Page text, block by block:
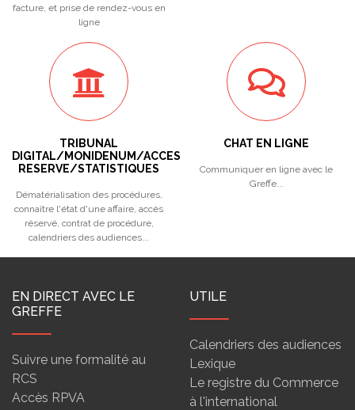
facture, et prise de rendez-vous en
ligne
TRIBUNAL
DIGITAL/MONIDENUM/ACCES
RESERVE/STATISTIQUES
Dématérialisation des procédures,
connaître l'état d'une affaire, accès
réservé, contrat de procédure,
calendriers des audiences...
CHAT EN LIGNE
Communiquer en ligne avec le
Greffe...
EN DIRECT AVEC LE
GREFFE
Suivre une formalité au
RCS
Accès RPVA
UTILE
Calendriers des audiences
Lexique
Le registre du Commerce
à l'international